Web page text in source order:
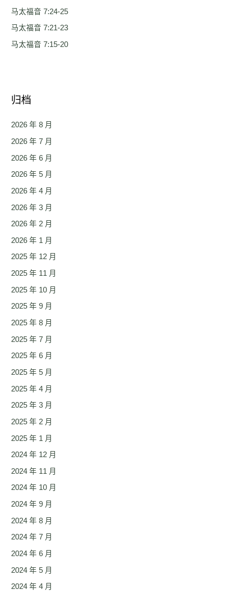
马太福音 7:24-25
马太福音 7:21-23
马太福音 7:15-20
归档
2026 年 8 月
2026 年 7 月
2026 年 6 月
2026 年 5 月
2026 年 4 月
2026 年 3 月
2026 年 2 月
2026 年 1 月
2025 年 12 月
2025 年 11 月
2025 年 10 月
2025 年 9 月
2025 年 8 月
2025 年 7 月
2025 年 6 月
2025 年 5 月
2025 年 4 月
2025 年 3 月
2025 年 2 月
2025 年 1 月
2024 年 12 月
2024 年 11 月
2024 年 10 月
2024 年 9 月
2024 年 8 月
2024 年 7 月
2024 年 6 月
2024 年 5 月
2024 年 4 月